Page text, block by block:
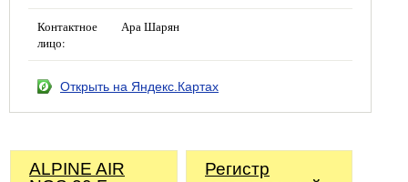
Контактное
лицо:
Ара Шарян
Открыть на Яндекс.Картах
ALPINE AIR
Регистр